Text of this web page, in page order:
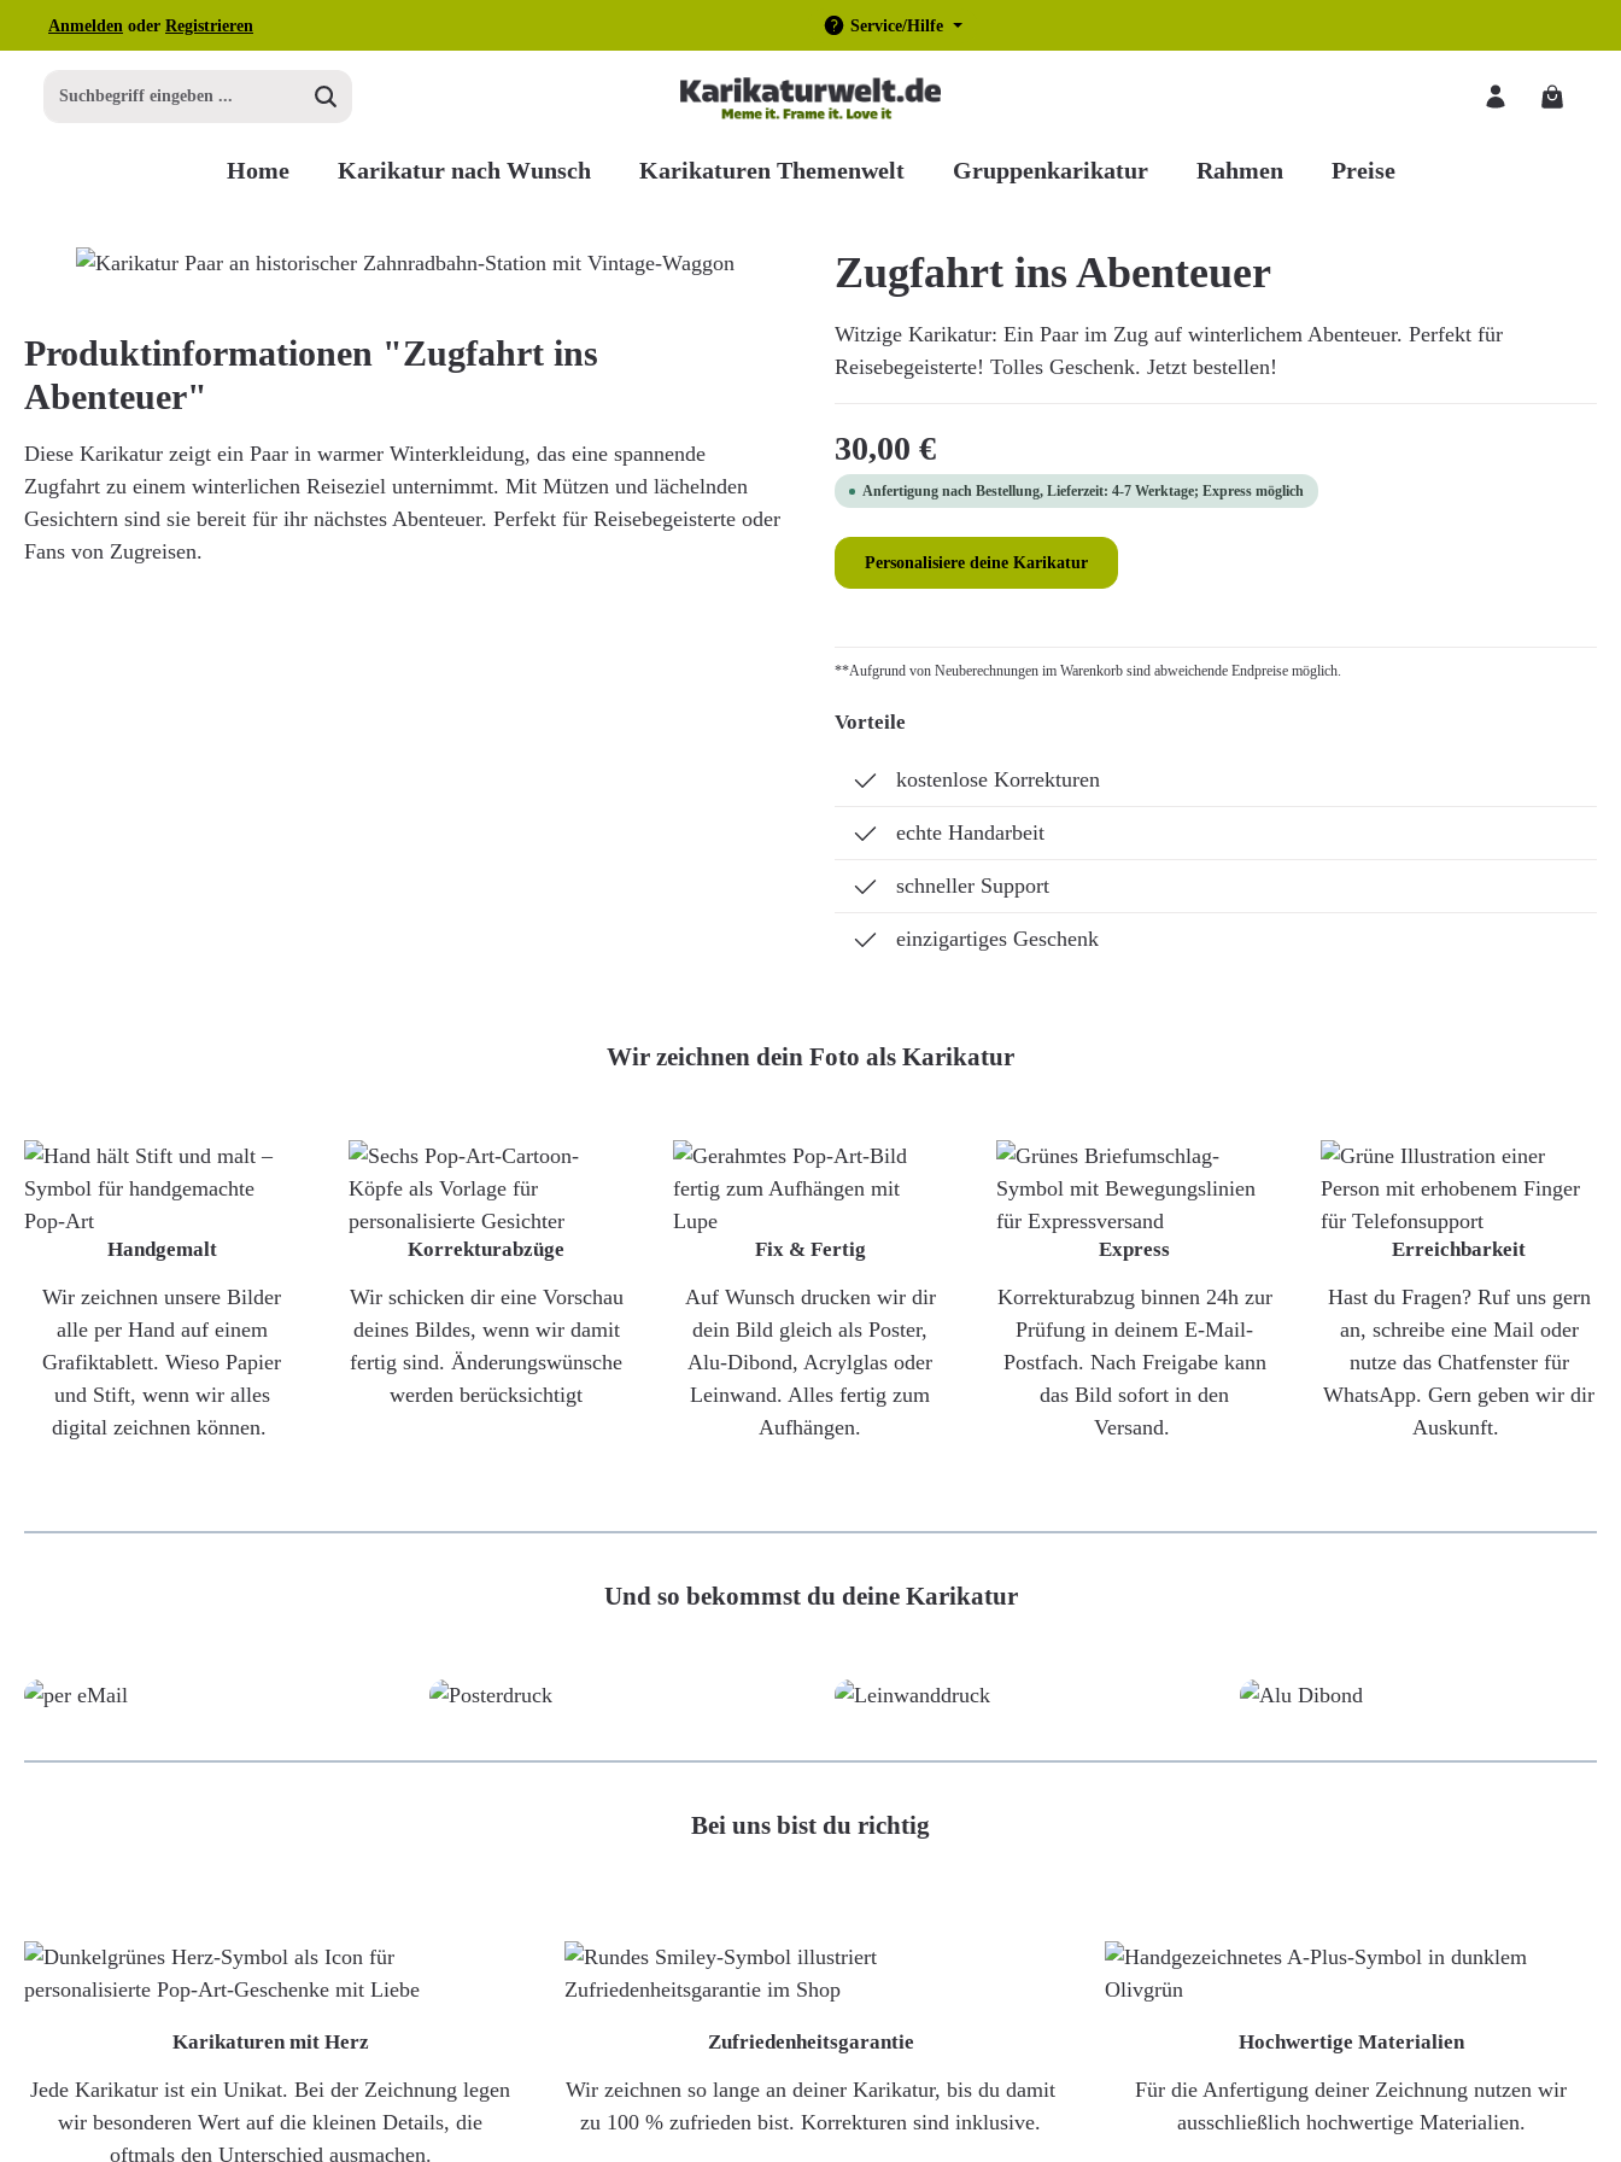
Hauptinhalt springen
Zur Suche springen
Zur Hauptnavigation springen
Anmelden oder Registrieren Service/Hilfe
Home Karikatur nach Wunsch Karikaturen Themenwelt Gruppenkarikatur Rahmen Preise
Bildergalerie überspringen Zugfahrt ins Abenteuer
Witzige Karikatur: Ein Paar im Zug auf winterlichem Abenteuer. Perfekt für
Reisebegeisterte! Tolles Geschenk. Jetzt bestellen!
Regulärer Preis:
30,00 €
Anfertigung nach Bestellung, Lieferzeit: 4-7 Werktage; Express möglich
Personalisiere deine Karikatur
**Aufgrund von Neuberechnungen im Warenkorb sind abweichende Endpreise möglich.
Vorteile
kostenlose Korrekturen
echte Handarbeit
schneller Support
einzigartiges Geschenk
Produktinformationen "Zugfahrt ins
Abenteuer"
Diese Karikatur zeigt ein Paar in warmer Winterkleidung, das eine spannende
Zugfahrt zu einem winterlichen Reiseziel unternimmt. Mit Mützen und lächelnden
Gesichtern sind sie bereit für ihr nächstes Abenteuer. Perfekt für Reisebegeisterte oder
Fans von Zugreisen.
Wir zeichnen dein Foto als Karikatur
Handgemalt
Wir zeichnen unsere Bilder
alle per Hand auf einem
Grafiktablett. Wieso Papier
und Stift, wenn wir alles
digital zeichnen können.
Korrekturabzüge
Wir schicken dir eine Vorschau
deines Bildes, wenn wir damit
fertig sind. Änderungswünsche
werden berücksichtigt
Fix & Fertig
Auf Wunsch drucken wir dir
dein Bild gleich als Poster,
Alu-Dibond, Acrylglas oder
Leinwand. Alles fertig zum
Aufhängen.
Express
Korrekturabzug binnen 24h zur
Prüfung in deinem E-Mail-
Postfach. Nach Freigabe kann
das Bild sofort in den
Versand.
Erreichbarkeit
Hast du Fragen? Ruf uns gern
an, schreibe eine Mail oder
nutze das Chatfenster für
WhatsApp. Gern geben wir dir
Auskunft.
Und so bekommst du deine Karikatur
Bei uns bist du richtig
Karikaturen mit Herz
Jede Karikatur ist ein Unikat. Bei der Zeichnung legen
wir besonderen Wert auf die kleinen Details, die
oftmals den Unterschied ausmachen.
Zufriedenheitsgarantie
Wir zeichnen so lange an deiner Karikatur, bis du damit
zu 100 % zufrieden bist. Korrekturen sind inklusive.
Hochwertige Materialien
Für die Anfertigung deiner Zeichnung nutzen wir
ausschließlich hochwertige Materialien.